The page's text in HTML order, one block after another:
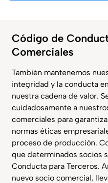
Código de
Comerciales
También mantenemos
integridad y la conducta
nuestra cadena de valor.
cuidadosamente a
comerciales para
normas éticas
proceso de producción.
que determinados socios
Conducta para Terceros.
nuevo socio comercial,